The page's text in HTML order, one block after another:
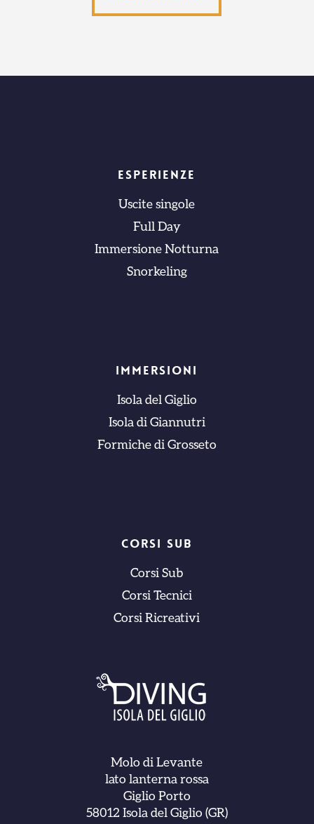
ESPERIENZE
Uscite singole
Full Day
Immersione Notturna
Snorkeling
IMMERSIONI
Isola del Giglio
Isola di Giannutri
Formiche di Grosseto
CORSI SUB
Corsi Sub
Corsi Tecnici
Corsi Ricreativi
Molo di Levante
lato lanterna rossa
Giglio Porto
58012 Isola del Giglio (GR)